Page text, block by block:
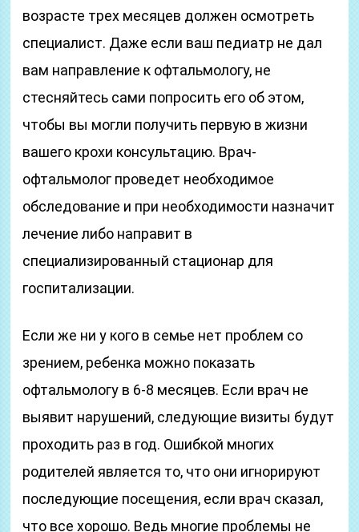
возрасте трех месяцев должен осмотреть
специалист. Даже если ваш педиатр не дал
вам направление к офтальмологу, не
стесняйтесь сами попросить его об этом,
чтобы вы могли получить первую в жизни
вашего крохи консультацию. Врач-
офтальмолог проведет необходимое
обследование и при необходимости назначит
лечение либо направит в
специализированный стационар для
госпитализации.
Если же ни у кого в семье нет проблем со
зрением, ребенка можно показать
офтальмологу в 6-8 месяцев. Если врач не
выявит нарушений, следующие визиты будут
проходить раз в год. Ошибкой многих
родителей является то, что они игнорируют
последующие посещения, если врач сказал,
что все хорошо. Ведь многие проблемы не